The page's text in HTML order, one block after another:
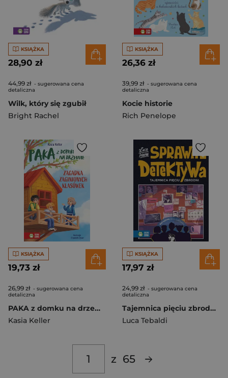
KSIĄŻKA
28,90 zł
44,99 zł - sugerowana cena
detaliczna
Wilk, który się zgubił
Bright Rachel
KSIĄŻKA
26,36 zł
39,99 zł - sugerowana cena
detaliczna
Kocie historie
Rich Penelope
KSIĄŻKA
19,73 zł
26,99 zł - sugerowana cena
detaliczna
PAKA z domku na drzewie. Zagadka zaginionych klasówek
Kasia Keller
KSIĄŻKA
17,97 zł
24,99 zł - sugerowana cena
detaliczna
Tajemnica pięciu zbrodni. Sprawa dla detektywa
Luca Tebaldi
z 65